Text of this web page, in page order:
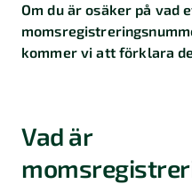
Om du är osäker på vad
kommer vi att förklara
Vad är